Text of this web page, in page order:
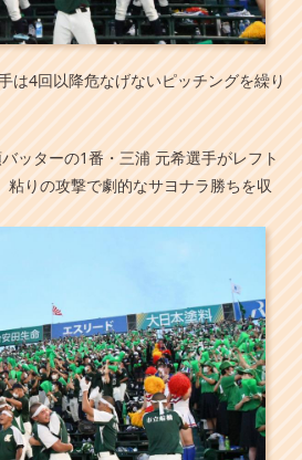
は4回以降危なげないピッチングを繰り
ッターの1番・三浦 元希選手がレフト
粘りの攻撃で劇的なサヨナラ勝ちを収